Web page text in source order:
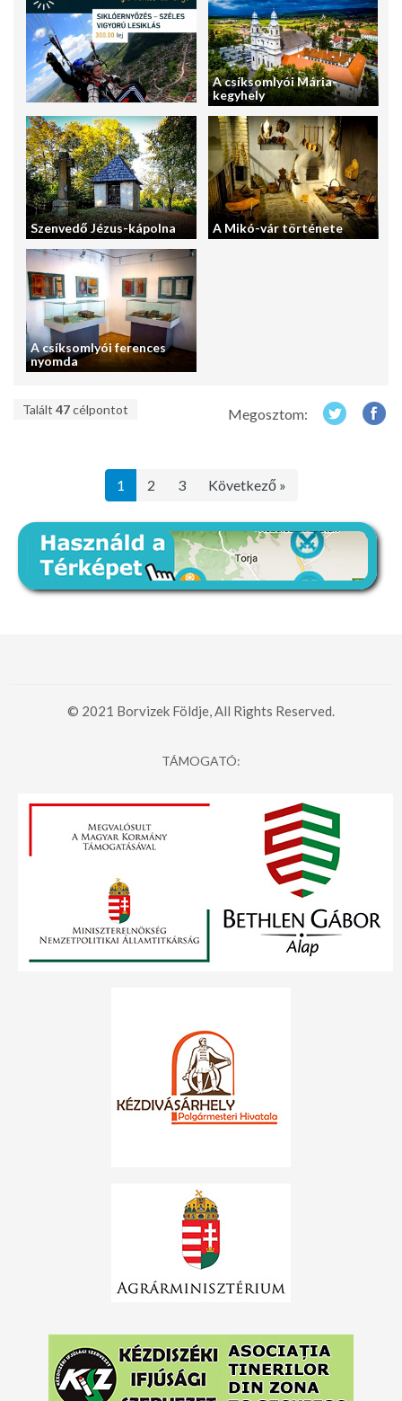
A csíksomlyói Mária-
kegyhely
Szenvedő Jézus-kápolna A Mikó-vár története
A csíksomlyói ferences
nyomda
Talált 47célpontot Megosztom:
1 2 3 Következő »
© 2021 Borvizek Földje, All Rights Reserved.
TÁMOGATÓ: